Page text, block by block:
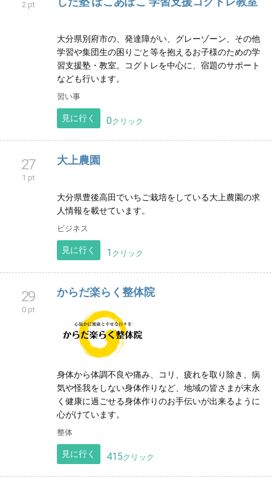
2 pt
大分県別府市の、発達障がい、グレーゾーン、その他
学習や集団生の困りごと等を抱えるお子様のための学
習支援塾・教室。コグトレを中心に、宿題のサポート
なども行います。
習い事
見に行く 0クリック
27
1 pt
大上農園
大分県豊後高田でいちご栽培をしている大上農園の求
人情報を載せています。
ビジネス
見に行く 1 クリック
29
0 pt
からだ楽らく整体院
身体から体調不良や痛み、コリ、疲れを取り除き、病
気や怪我をしない身体作りなど、地域の皆さまが末永
く健康に過ごせる身体作りのお手伝いが出来るように
心がけています。
整体
見に行く 415クリック